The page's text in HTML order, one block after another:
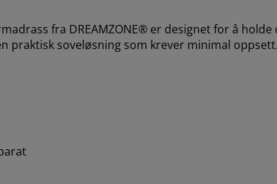
fra DREAMZONE® er designet for å holde
praktisk soveløsning som krever minimal oppsett.